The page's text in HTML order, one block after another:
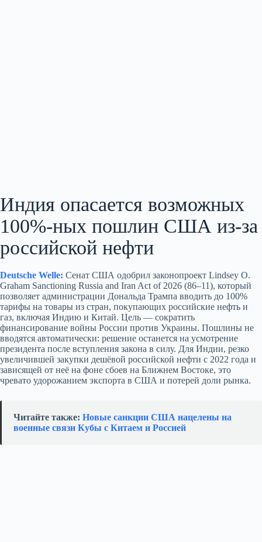
Индия опасается возможных
100%-ных пошлин США из‑за
российской нефти
Deutsche Welle: Сенат США одобрил законопроект Lindsey O.
Graham Sanctioning Russia and Iran Act of 2026 (86–11), который
позволяет администрации Дональда Трампа вводить до 100%
тарифы на товары из стран, покупающих российские нефть и
газ, включая Индию и Китай. Цель — сократить
финансирование войны России против Украины. Пошлины не
вводятся автоматически: решение останется на усмотрение
президента после вступления закона в силу. Для Индии, резко
увеличившей закупки дешёвой российской нефти с 2022 года и
зависящей от неё на фоне сбоев на Ближнем Востоке, это
чревато удорожанием экспорта в США и потерей доли рынка.
Читайте также: Новые санкции США нацелены на
военные связи Кубы с Китаем и Россией